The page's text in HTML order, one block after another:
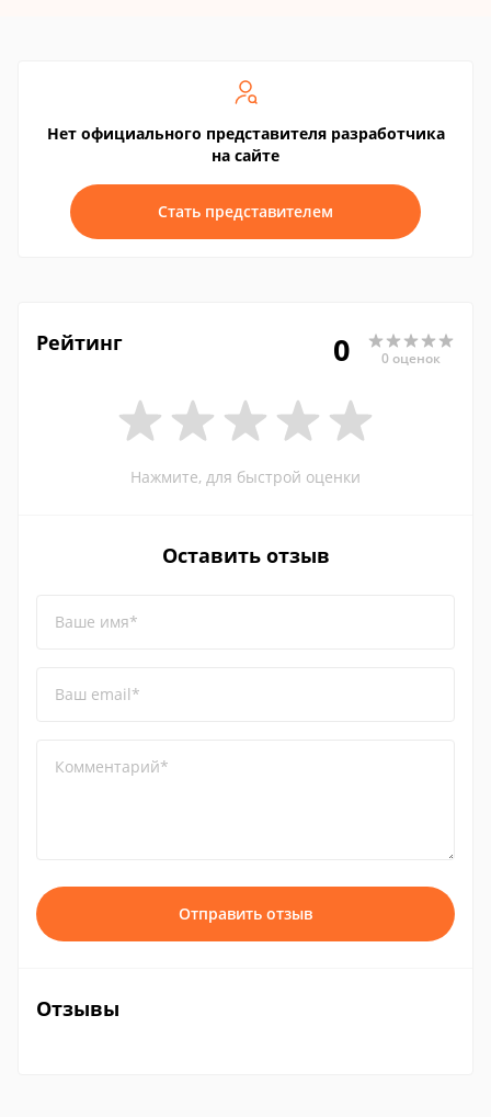
Нет официального представителя разработчика
на сайте
Стать представителем
Рейтинг 0 0 оценок
Нажмите, для быстрой оценки
Оставить отзыв
Ваше имя*
Ваш email*
Комментарий*
Отправить отзыв
Отзывы